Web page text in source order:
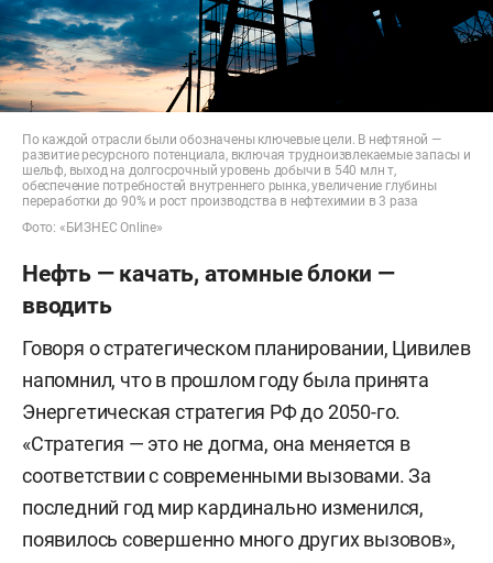
По каждой отрасли были обозначены ключевые цели. В нефтяной —
развитие ресурсного потенциала, включая трудноизвлекаемые запасы и
шельф, выход на долгосрочный уровень добычи в 540 млн т,
обеспечение потребностей внутреннего рынка, увеличение глубины
переработки до 90% и рост производства в нефтехимии в 3 раза
Фото: «БИЗНЕС Online»
Нефть — качать, атомные блоки —
вводить
Говоря о стратегическом планировании, Цивилев
напомнил, что в прошлом году была принята
Энергетическая стратегия РФ до 2050-го.
«Стратегия — это не догма, она меняется в
соответствии с современными вызовами. За
последний год мир кардинально изменился,
появилось совершенно много других вызовов»,